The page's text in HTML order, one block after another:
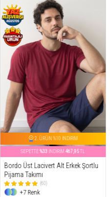
2. ÜRÜN %10 İNDİRİM
SEPETTE%33 İNDİRİM467,95TL
Bordo Üst Lacivert Alt Erkek Şortlu
Pijama Takımı
(60)
+7 Renk